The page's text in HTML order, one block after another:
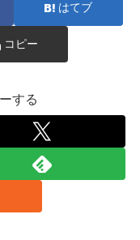
はてブ
コピー
する